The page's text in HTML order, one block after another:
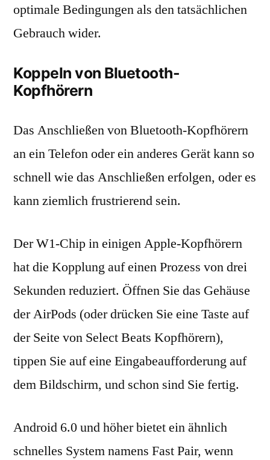
optimale Bedingungen als den tatsächlichen
Gebrauch wider.
Koppeln von Bluetooth-
Kopfhörern
Das Anschließen von Bluetooth-Kopfhörern
an ein Telefon oder ein anderes Gerät kann so
schnell wie das Anschließen erfolgen, oder es
kann ziemlich frustrierend sein.
Der W1-Chip in einigen Apple-Kopfhörern
hat die Kopplung auf einen Prozess von drei
Sekunden reduziert. Öffnen Sie das Gehäuse
der AirPods (oder drücken Sie eine Taste auf
der Seite von Select Beats Kopfhörern),
tippen Sie auf eine Eingabeaufforderung auf
dem Bildschirm, und schon sind Sie fertig.
Android 6.0 und höher bietet ein ähnlich
schnelles System namens Fast Pair, wenn